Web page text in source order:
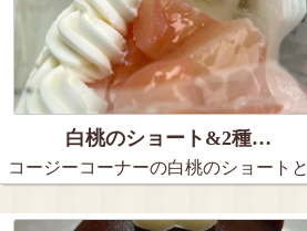
白桃のショート&2種…
コージーコーナーの白桃のショートと